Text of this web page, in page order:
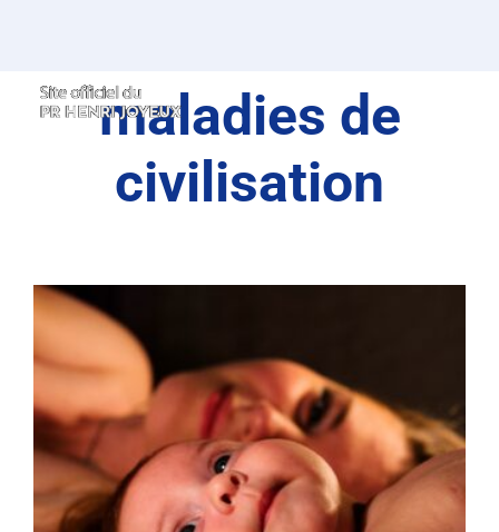
maladies de
civilisation